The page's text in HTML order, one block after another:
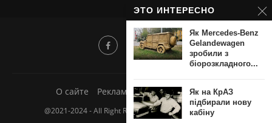
О сайте Реклама Добавить новость
@2021-2024 - All Right Reserved. Авто-мото новости.
ЭТО ИНТЕРЕСНО
Як Mercedes-Benz
Gelandewagen
зробили з
біорозкладного...
Як на КрАЗ
підбирали нову
кабіну